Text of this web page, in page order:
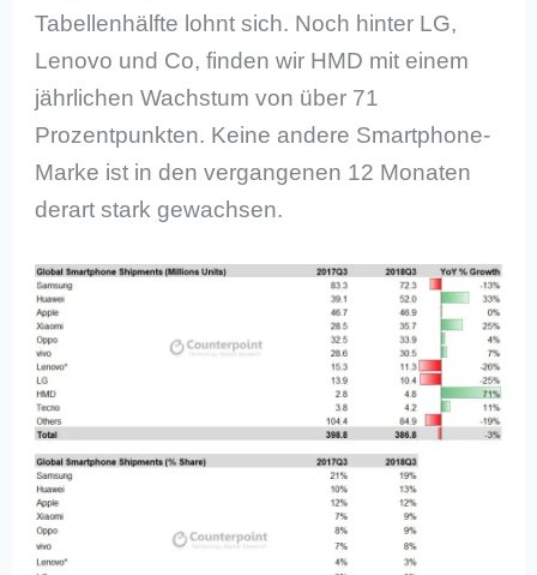
Tabellenhälfte lohnt sich. Noch hinter LG,
Lenovo und Co, finden wir HMD mit einem
jährlichen Wachstum von über 71
Prozentpunkten. Keine andere Smartphone-
Marke ist in den vergangenen 12 Monaten
derart stark gewachsen.